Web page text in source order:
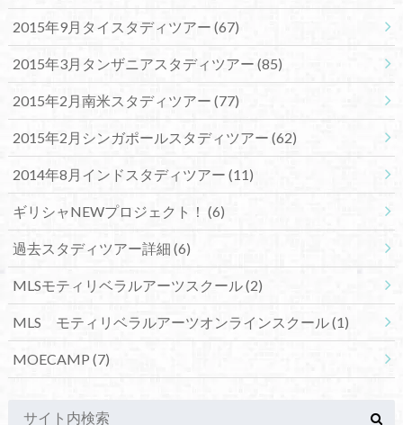
2015年9月タイスタディツアー (67)
2015年3月タンザニアスタディツアー (85)
2015年2月南米スタディツアー (77)
2015年2月シンガポールスタディツアー (62)
2014年8月インドスタディツアー (11)
ギリシャNEWプロジェクト！ (6)
過去スタディツアー詳細 (6)
MLSモティリベラルアーツスクール(2)
MLS モティリベラルアーツオンラインスクール(1)
MOECAMP (7)